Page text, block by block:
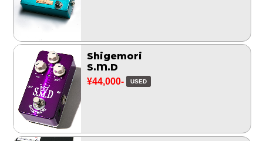
Shigemori
S.M.D
¥44,000- USED